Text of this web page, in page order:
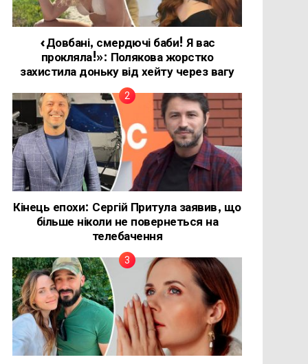
«Довбані, смердючі баби! Я вас
прокляла!»: Полякова жорстко
захистила доньку від хейту через вагу
Кінець епохи: Сергій Притула заявив, що
більше ніколи не повернеться на
телебачення